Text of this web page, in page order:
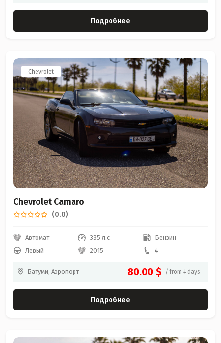
Подробнее
Chevrolet
Chevrolet Camaro
(0.0)
Автомат 335 л.с.
Бензин
Левый
2015 4
Батуми, Аэропорт 80.00 $ / from 4 days
Подробнее